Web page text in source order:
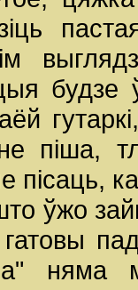
піша,
пісаць,
ўжо